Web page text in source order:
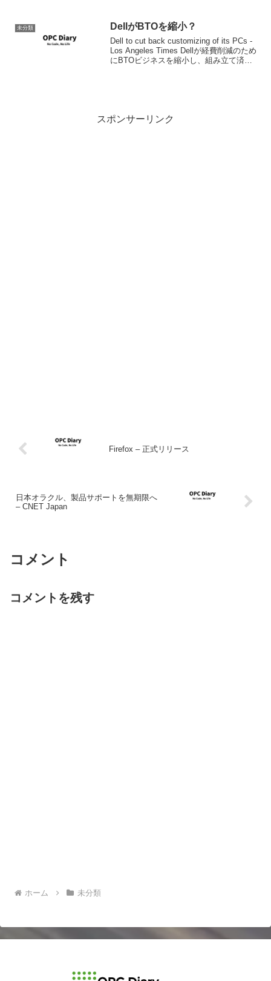
未分類 DellがBTOを縮小？
Dell to cut back customizing of its PCs -
Los Angeles Times Dellが経費削減のため
にBTOビジネスを縮小し、組み立て済み
スポンサーリンク
Firefox – 正式リリース
日本オラクル、製品サポートを無期限へ
– CNET Japan
コメント
コメントを残す
ホーム 未分類